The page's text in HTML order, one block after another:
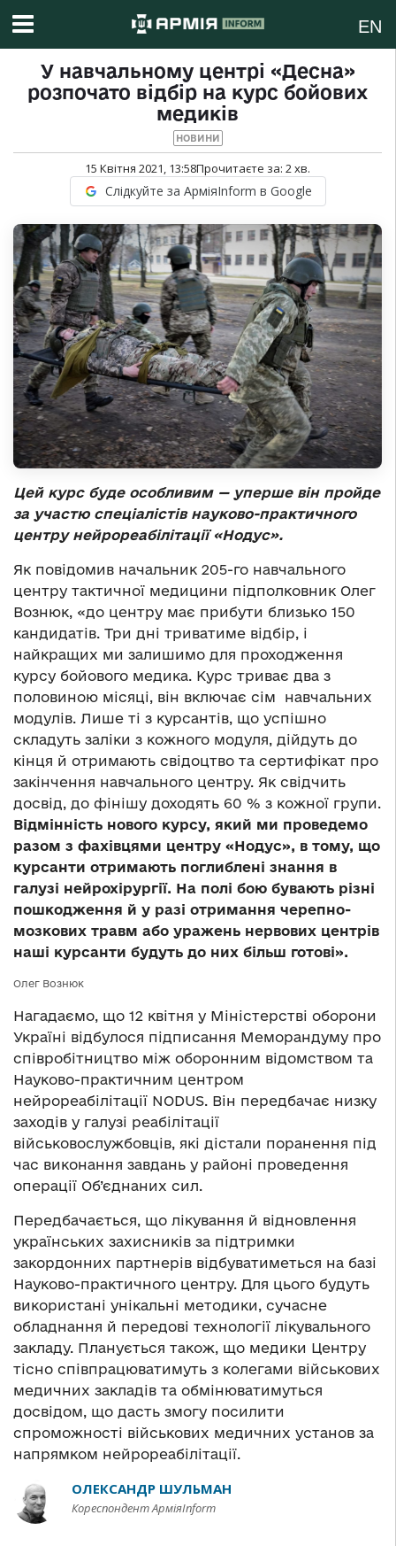
EN
У навчальному центрі «Десна»
розпочато відбір на курс бойових
медиків
НОВИНИ
15 Квітня 2021, 13:58Прочитаєте за: 2хв.
Слідкуйте за АрміяInform в Google
Цей курс буде особливим — уперше він пройде
за участю спеціалістів науково-практичного
центру нейрореабілітації «Нодус».
Як повідомив начальник 205-го навчального
центру тактичної медицини підполковник Олег
Вознюк, «до центру має прибути близько 150
кандидатів. Три дні триватиме відбір, і
найкращих ми залишимо для проходження
курсу бойового медика. Курс триває два з
половиною місяці, він включає сім навчальних
модулів. Лише ті з курсантів, що успішно
складуть заліки з кожного модуля, дійдуть до
кінця й отримають свідоцтво та сертифікат про
закінчення навчального центру. Як свідчить
досвід, до фінішу доходять 60 % з кожної групи.
Відмінність нового курсу, який ми проведемо
разом з фахівцями центру «Нодус», в тому, що
курсанти отримають поглиблені знання в
галузі нейрохірургії. На полі бою бувають різні
пошкодження й у разі отримання черепно-
мозкових травм або уражень нервових центрів
наші курсанти будуть до них більш готові».
Олег Вознюк
Нагадаємо, що 12 квітня у Міністерстві оборони
Україні відбулося підписання Меморандуму про
співробітництво між оборонним відомством та
Науково-практичним центром
нейрореабілітації NODUS. Він передбачає низку
заходів у галузі реабілітації
військовослужбовців, які дістали поранення під
час виконання завдань у районі проведення
операції Об’єднаних сил.
Передбачається, що лікування й відновлення
українських захисників за підтримки
закордонних партнерів відбуватиметься на базі
Науково-практичного центру. Для цього будуть
використані унікальні методики, сучасне
обладнання й передові технології лікувального
закладу. Планується також, що медики Центру
тісно співпрацюватимуть з колегами військових
медичних закладів та обмінюватимуться
досвідом, що дасть змогу посилити
спроможності військових медичних установ за
напрямком нейрореабілітації.
ОЛЕКСАНДР ШУЛЬМАН
Кореспондент АрміяInform